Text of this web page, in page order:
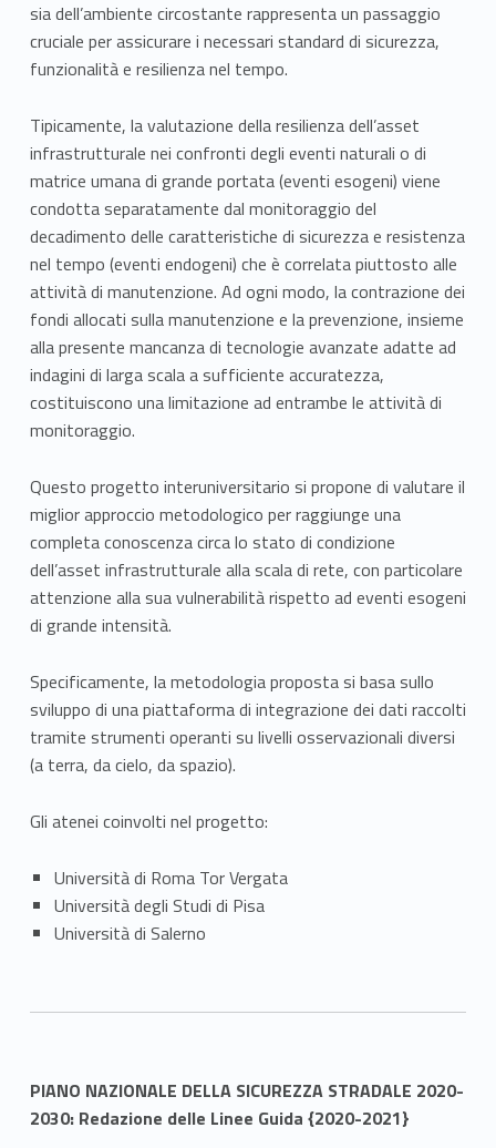
sia dell’ambiente circostante rappresenta un passaggio
cruciale per assicurare i necessari standard di sicurezza,
funzionalità e resilienza nel tempo.
Tipicamente, la valutazione della resilienza dell’asset
infrastrutturale nei confronti degli eventi naturali o di
matrice umana di grande portata (eventi esogeni) viene
condotta separatamente dal monitoraggio del
decadimento delle caratteristiche di sicurezza e resistenza
nel tempo (eventi endogeni) che è correlata piuttosto alle
attività di manutenzione. Ad ogni modo, la contrazione dei
fondi allocati sulla manutenzione e la prevenzione, insieme
alla presente mancanza di tecnologie avanzate adatte ad
indagini di larga scala a sufficiente accuratezza,
costituiscono una limitazione ad entrambe le attività di
monitoraggio.
Questo progetto interuniversitario si propone di valutare il
miglior approccio metodologico per raggiunge una
completa conoscenza circa lo stato di condizione
dell’asset infrastrutturale alla scala di rete, con particolare
attenzione alla sua vulnerabilità rispetto ad eventi esogeni
di grande intensità.
Specificamente, la metodologia proposta si basa sullo
sviluppo di una piattaforma di integrazione dei dati raccolti
tramite strumenti operanti su livelli osservazionali diversi
(a terra, da cielo, da spazio).
Gli atenei coinvolti nel progetto:
Università di Roma Tor Vergata
Università degli Studi di Pisa
Università di Salerno
PIANO NAZIONALE DELLA SICUREZZA STRADALE 2020-
2030: Redazione delle Linee Guida {2020-2021}